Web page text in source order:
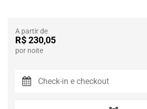
A partir de
R$ 230,05
por noite